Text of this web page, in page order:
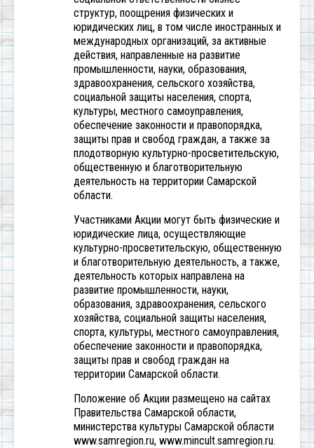
структур, поощрения физических и
юридических лиц, в том числе иностранных и
международных организаций, за активные
действия, направленные на развитие
промышленности, науки, образования,
здравоохранения, сельского хозяйства,
социальной защиты населения, спорта,
культуры, местного самоуправления,
обеспечение законности и правопорядка,
защиты прав и свобод граждан, а также за
плодотворную культурно-просветительскую,
общественную и благотворительную
деятельность на территории Самарской
области.
Участниками Акции могут быть физические и
юридические лица, осуществляющие
культурно-просветительскую, общественную
и благотворительную деятельность, а также,
деятельность которых направлена на
развитие промышленности, науки,
образования, здравоохранения, сельского
хозяйства, социальной защиты населения,
спорта, культуры, местного самоуправления,
обеспечение законности и правопорядка,
защиты прав и свобод граждан на
территории Самарской области.
Положение об Акции размещено на сайтах
Правительства Самарской области,
министерства культуры Самарской области
www.samregion.ru, www.mincult.samregion.ru.